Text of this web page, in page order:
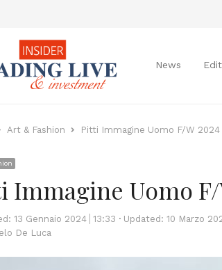
News
Art & Fashion Pitti Immagine Uomo F/W 2024
Immagine Uomo F/
13 Gennaio 2024 13:33 Updated: 10 Marzo
De Luca